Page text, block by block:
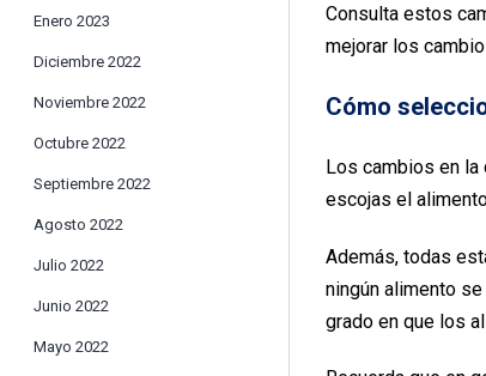
Enero 2023
Diciembre 2022
Noviembre 2022
Octubre 2022
Septiembre 2022
Agosto 2022
Julio 2022
Junio 2022
Mayo 2022
Consulta estos
mejorar los
Cómo
Los cambios en la
escojas el
Además, todas
ningún alimento
grado en que los